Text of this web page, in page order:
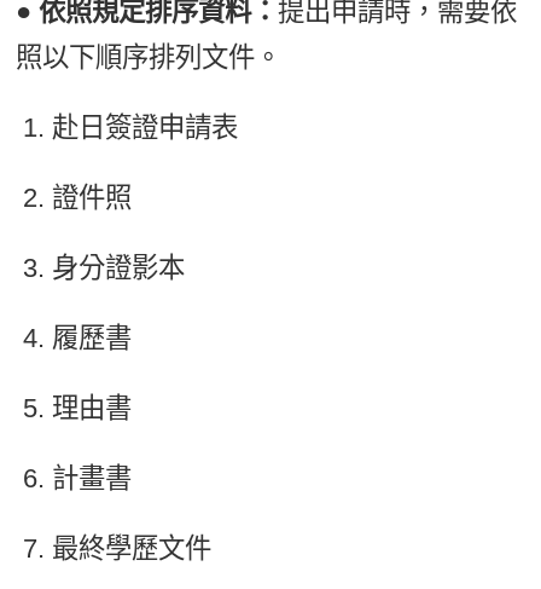
● 依照規定排序資料：提出申請時，需要依
照以下順序排列文件。
赴日簽證申請表
證件照
身分證影本
履歷書
理由書
計畫書
最終學歷文件